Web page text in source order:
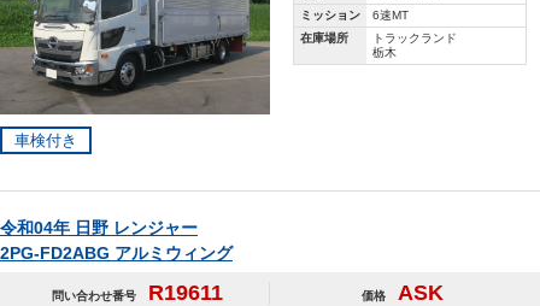
ミッション
6速MT
在庫場所
トラックランド
栃木
車検付き
令和04年 日野 レンジャー
2PG-FD2ABG アルミウィング
問い合わせ番号 R19611 価格 ASK